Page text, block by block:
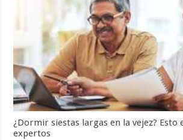
¿Dormir siestas largas en la vejez? Esto
expertos